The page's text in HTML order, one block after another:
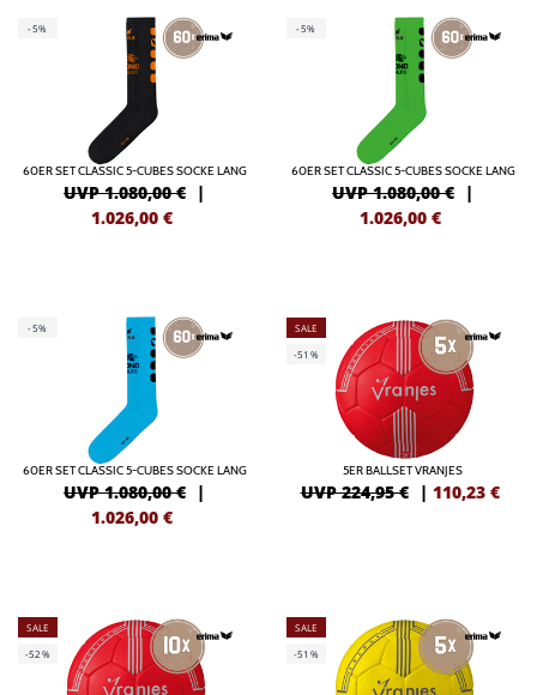
-5%
60ER SET CLASSIC 5-CUBES SOCKE LANG
UVP 1.080,00 € |
1.026,00 €
-5%
60ER SET CLASSIC 5-CUBES SOCKE LANG
UVP 1.080,00 € |
1.026,00 €
-5%
60ER SET CLASSIC 5-CUBES SOCKE LANG
UVP 1.080,00 € |
1.026,00 €
SALE
-51%
5ER BALLSET VRANJES
UVP 224,95 € | 110,23 €
SALE
-52%
SALE
-51%